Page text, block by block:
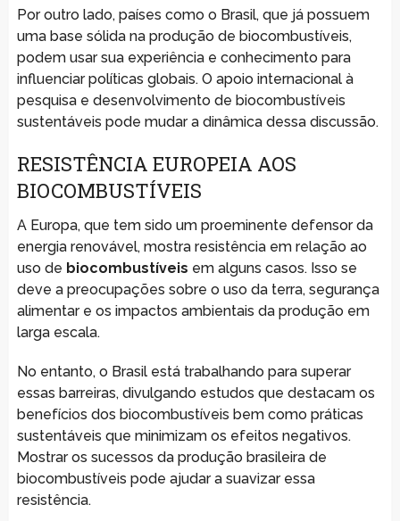
Por outro lado, países como o Brasil, que já possuem
uma base sólida na produção de biocombustíveis,
podem usar sua experiência e conhecimento para
influenciar políticas globais. O apoio internacional à
pesquisa e desenvolvimento de biocombustíveis
sustentáveis pode mudar a dinâmica dessa discussão.
RESISTÊNCIA EUROPEIA AOS
BIOCOMBUSTÍVEIS
A Europa, que tem sido um proeminente defensor da
energia renovável, mostra resistência em relação ao
uso de biocombustíveis em alguns casos. Isso se
deve a preocupações sobre o uso da terra, segurança
alimentar e os impactos ambientais da produção em
larga escala.
No entanto, o Brasil está trabalhando para superar
essas barreiras, divulgando estudos que destacam os
benefícios dos biocombustíveis bem como práticas
sustentáveis que minimizam os efeitos negativos.
Mostrar os sucessos da produção brasileira de
biocombustíveis pode ajudar a suavizar essa
resistência.